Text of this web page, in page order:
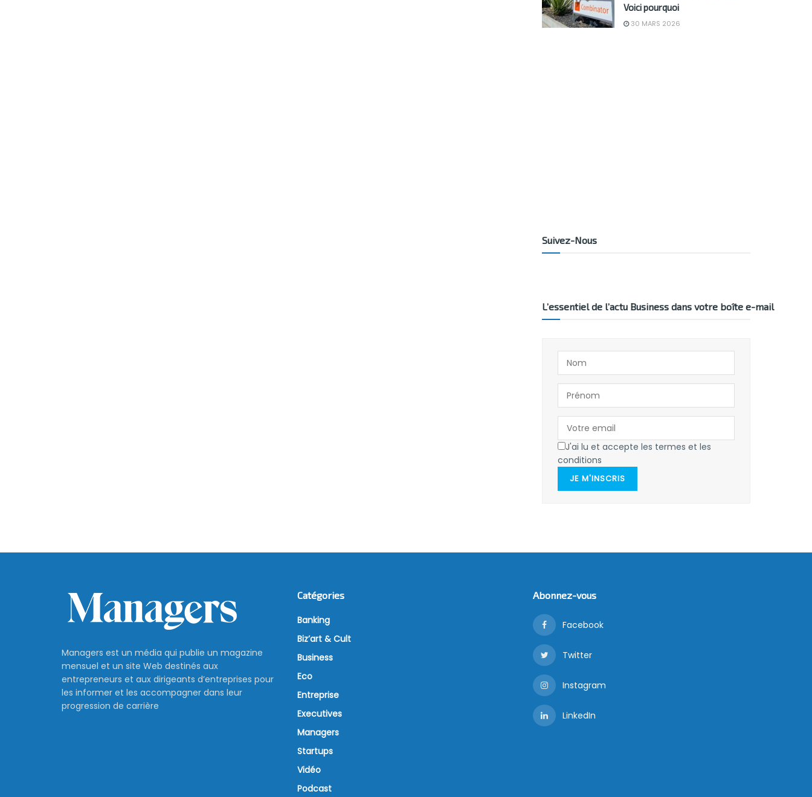
Voici pourquoi
30 MARS 2026
Suivez-Nous
L’essentiel de l’actu Business dans votre boîte e-mail
J'ai lu et accepte les termes et les
conditions
JE M'INSCRIS
Managers est un média qui publie un magazine
mensuel et un site Web destinés aux
entrepreneurs et aux dirigeants d’entreprises pour
les informer et les accompagner dans leur
progression de carrière
Catégories
Banking
Biz’art & Cult
Business
Eco
Entreprise
Executives
Managers
Startups
Vidéo
Podcast
Abonnez-vous
Facebook
Twitter
Instagram
LinkedIn